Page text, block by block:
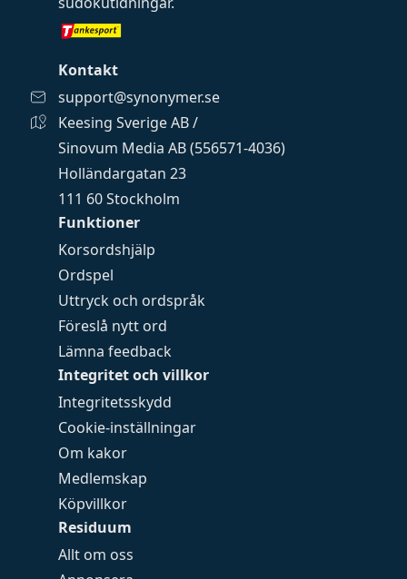
Funktioner
Korsordshjälp
Ordspel
Uttryck och ordspråk
Föreslå nytt ord
Lämna feedback
Integritet och villkor
Integritetsskydd
Cookie-inställningar
Om kakor
Medlemskap
Köpvillkor
Residuum
Allt om oss
Kontakt
support@synonymer.se
Keesing Sverige AB /
Sinovum Media AB (556571-4036)
Holländargatan 23
111 60 Stockholm